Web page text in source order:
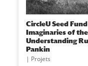
CircleU Seed
Imaginaries of
Understanding
Pankin
| Projets